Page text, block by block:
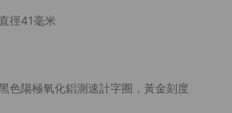
徑41毫米
色陽極氧化鋁測速計字圈，黃金刻度